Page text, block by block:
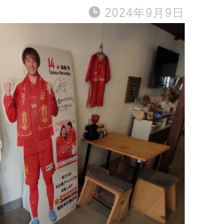
2024年9月9日